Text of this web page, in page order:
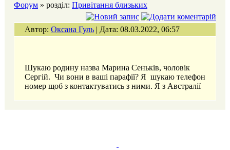
Форум » розділ: Привітання близьких
Автор: Оксана Гуль | Дата: 08.03.2022, 06:57
Шукаю родину назва Марина Сеньків, чоловік
Сергій. Чи вони в ваші парафії? Я шукаю телефон
номер щоб з контактуватись з ними. Я з Австралії